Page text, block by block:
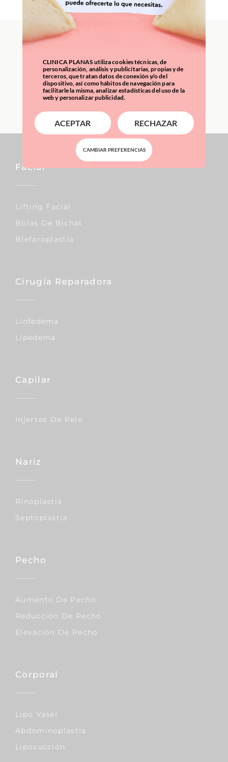
International Patients:
everything you need to
know
LEARN MORE
Facial
Lifting Facial
Bolas De Bichat
Blefaroplastia
Cirugía Reparadora
Linfedema
Lipedema
Capilar
Injertos De Pelo
Nariz
Rinoplastia
Septoplastia
Pecho
Aumento De Pecho
Reducción De Pecho
Elevación De Pecho
Corporal
Lipo Vaser
Abdominoplastia
Liposucción
CLINICA PLANAS utiliza cookies técnicas, de
personalización, análisis y publicitarias, propias y de
terceros, que tratan datos de conexión y/o del
dispositivo, así como hábitos de navegación para
facilitarle la misma, analizar estadísticas del uso de la
web y personalizar publicidad.
ACEPTAR RECHAZAR
CAMBIAR PREFERENCIAS